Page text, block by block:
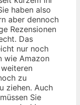
haben also
aber dennoch
Rezensionen
Das
nur noch
wie Amazon
zu
ziehen. Auch
Sie